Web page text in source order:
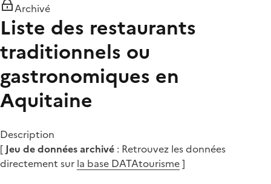
Archivé
Liste des restaurants
traditionnels ou
gastronomiques en
Aquitaine
Description
[ Jeu de données archivé : Retrouvez les données
directement sur la base DATAtourisme]